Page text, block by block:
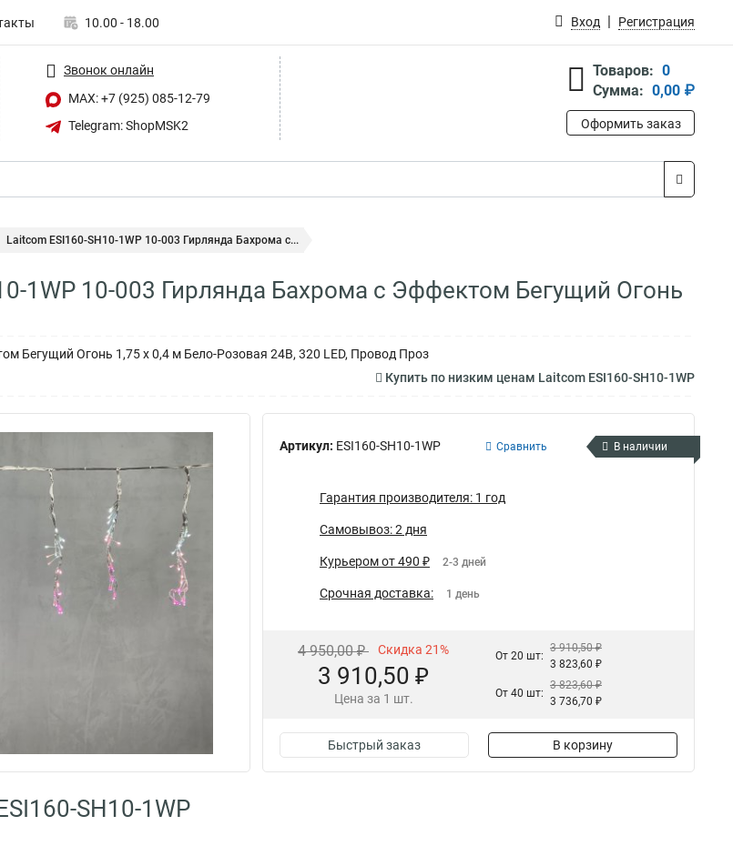
10.00 - 18.00 Вход Регистрация
Звонок онлайн
MAX: +7 (925) 085-12-79
Telegram: ShopMSK2
Товаров: 0
Сумма: 0,00 ₽
Оформить заказ
Laitcom ESI160-SH10-1WP 10-003 Гирлянда Бахрома с...
1WP 10-003 Гирлянда Бахрома с Эффектом Бегущий Огонь
Бегущий Огонь 1,75 x 0,4 м Бело-Розовая 24В, 320 LED, Провод Проз
Купить по низким ценам Laitcom ESI160-SH10-1WP
Артикул: ESI160-SH10-1WP Сравнить В наличии
Гарантия производителя: 1 год
Самовывоз: 2 дня
Курьером от 490 ₽ 2-3 дней
Срочная доставка: 1 день
4 950,00 ₽ Скидка 21%
3 910,50 ₽
Цена за 1 шт.
От 20 шт:
3 910,50 ₽
3 823,60 ₽
От 40 шт:
3 823,60 ₽
3 736,70 ₽
Быстрый заказ В корзину
SH10-1WP